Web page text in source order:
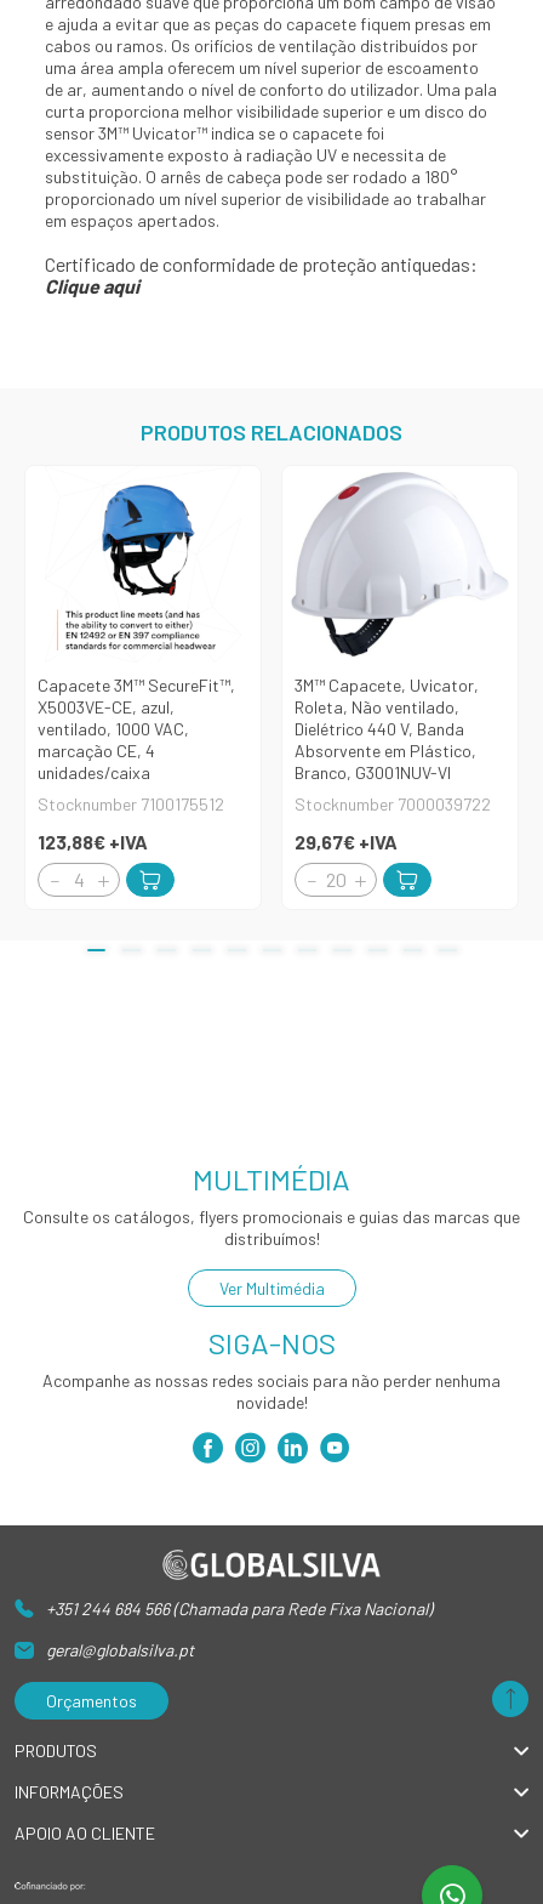
e ajuda a evitar que as peças do capacete fiquem presas em
cabos ou ramos. Os orifícios de ventilação distribuídos por
uma área ampla oferecem um nível superior de escoamento
de ar, aumentando o nível de conforto do utilizador. Uma pala
curta proporciona melhor visibilidade superior e um disco do
sensor 3M™ Uvicator™ indica se o capacete foi
excessivamente exposto à radiação UV e necessita de
substituição. O arnês de cabeça pode ser rodado a 180°
proporcionado um nível superior de visibilidade ao trabalhar
em espaços apertados.
Certificado de conformidade de proteção antiquedas:
Clique aqui
PRODUTOS RELACIONADOS
Capacete 3M™ SecureFit™,
X5003VE-CE, azul,
ventilado, 1000 VAC,
marcação CE, 4
unidades/caixa
Stocknumber 7100175512
123,88€ +IVA
3M™ Capacete, Uvicator,
Roleta, Não ventilado,
Dielétrico 440 V, Banda
Absorvente em Plástico,
Branco, G3001NUV-VI
Stocknumber 7000039722
29,67€ +IVA
MULTIMÉDIA
Consulte os catálogos, flyers promocionais e guias das marcas que
distribuímos!
Ver Multimédia
SIGA-NOS
Acompanhe as nossas redes sociais para não perder nenhuma
novidade!
+351 244 684 566 (Chamada para Rede Fixa Nacional)
geral@globalsilva.pt
Orçamentos
PRODUTOS
INFORMAÇÕES
APOIO AO CLIENTE